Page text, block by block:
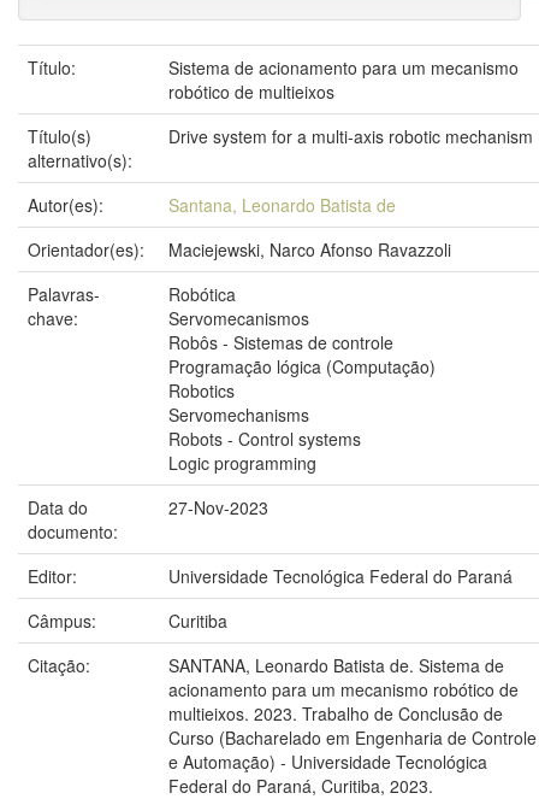
Título:
Sistema de acionamento para um mecanismo
robótico de multieixos
Título(s)
alternativo(s):
Drive system for a multi-axis robotic mechanism
Autor(es):
Santana, Leonardo Batista de
Orientador(es):
Maciejewski, Narco Afonso Ravazzoli
Palavras-
chave:
Robótica
Servomecanismos
Robôs - Sistemas de controle
Programação lógica (Computação)
Robotics
Servomechanisms
Robots - Control systems
Logic programming
Data do
documento:
27-Nov-2023
Editor:
Universidade Tecnológica Federal do Paraná
Câmpus:
Curitiba
Citação:
SANTANA, Leonardo Batista de. Sistema de
acionamento para um mecanismo robótico de
multieixos. 2023. Trabalho de Conclusão de
Curso (Bacharelado em Engenharia de Controle
e Automação) - Universidade Tecnológica
Federal do Paraná, Curitiba, 2023.